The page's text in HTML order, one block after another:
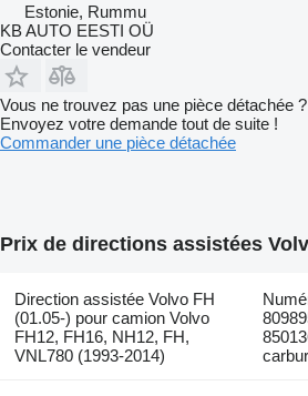
Estonie, Rummu
KB AUTO EESTI OÜ
Contacter le vendeur
Vous ne trouvez pas une pièce détachée ?
Envoyez votre demande tout de suite !
Commander une pièce détachée
Prix de directions assistées
Direction assistée Volvo FH
(01.05-) pour camion Volvo
FH12, FH16, NH12, FH,
VNL780 (1993-2014)